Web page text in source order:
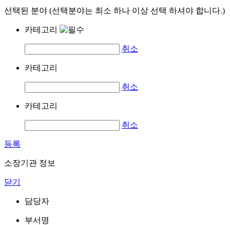
선택된 분야 (선택분야는 최소 하나 이상 선택 하셔야 합니다.)
카테고리
취소
카테고리
취소
카테고리
취소
등록
소장기관 정보
닫기
담당자
부서명